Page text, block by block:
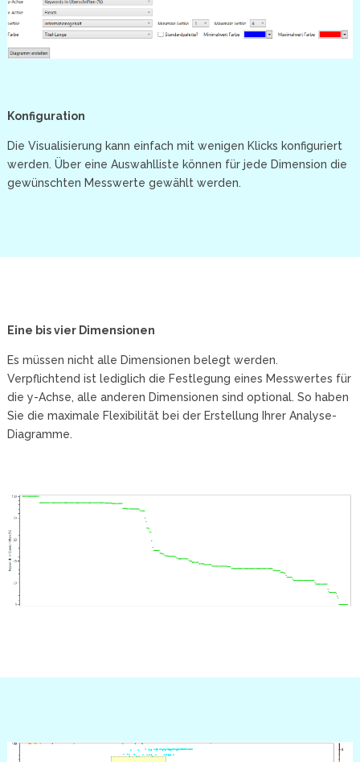
Konfiguration
Die Visualisierung kann einfach mit wenigen Klicks konfiguriert
werden. Über eine Auswahlliste können für jede Dimension die
gewünschten Messwerte gewählt werden.
Eine bis vier Dimensionen
Es müssen nicht alle Dimensionen belegt werden.
Verpflichtend ist lediglich die Festlegung eines Messwertes für
die y-Achse, alle anderen Dimensionen sind optional. So haben
Sie die maximale Flexibilität bei der Erstellung Ihrer Analyse-
Diagramme.